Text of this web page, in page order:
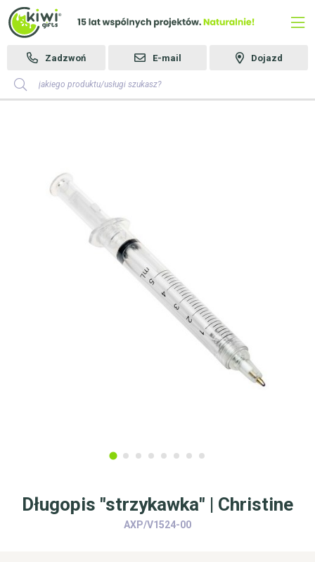
Zadzwoń E-mail Dojazd
Długopis "strzykawka" | Christine
AXP/V1524-00